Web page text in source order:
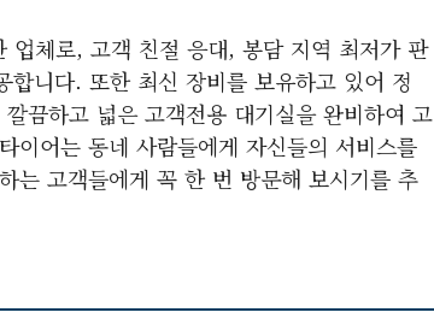
업체로, 고객 친절 응대, 봉담 지역 최저가 판
니다. 또한 최신 장비를 보유하고 있어 정
끔하고 넓은 고객전용 대기실을 완비하여 고
이어는 동네 사람들에게 자신들의 서비스를
는 고객들에게 꼭 한 번 방문해 보시기를 추